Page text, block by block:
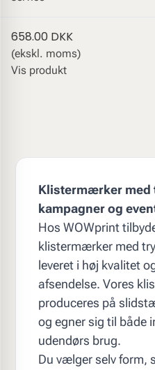
658.00 DKK
(ekskl. moms)
Vis produkt
Klistermærker med
kampagner og
Hos WOWprint
klistermærker med
leveret i høj kvalitet
afsendelse. Vores
produceres på
og egner sig til både
udendørs brug.
Du vælger selv form,